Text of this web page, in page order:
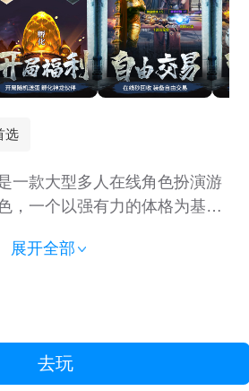
选
一款大型多人在线角色扮演游
，一个以强有力的体格为基
的领土扩张和文明建立的过
展开全部
去玩